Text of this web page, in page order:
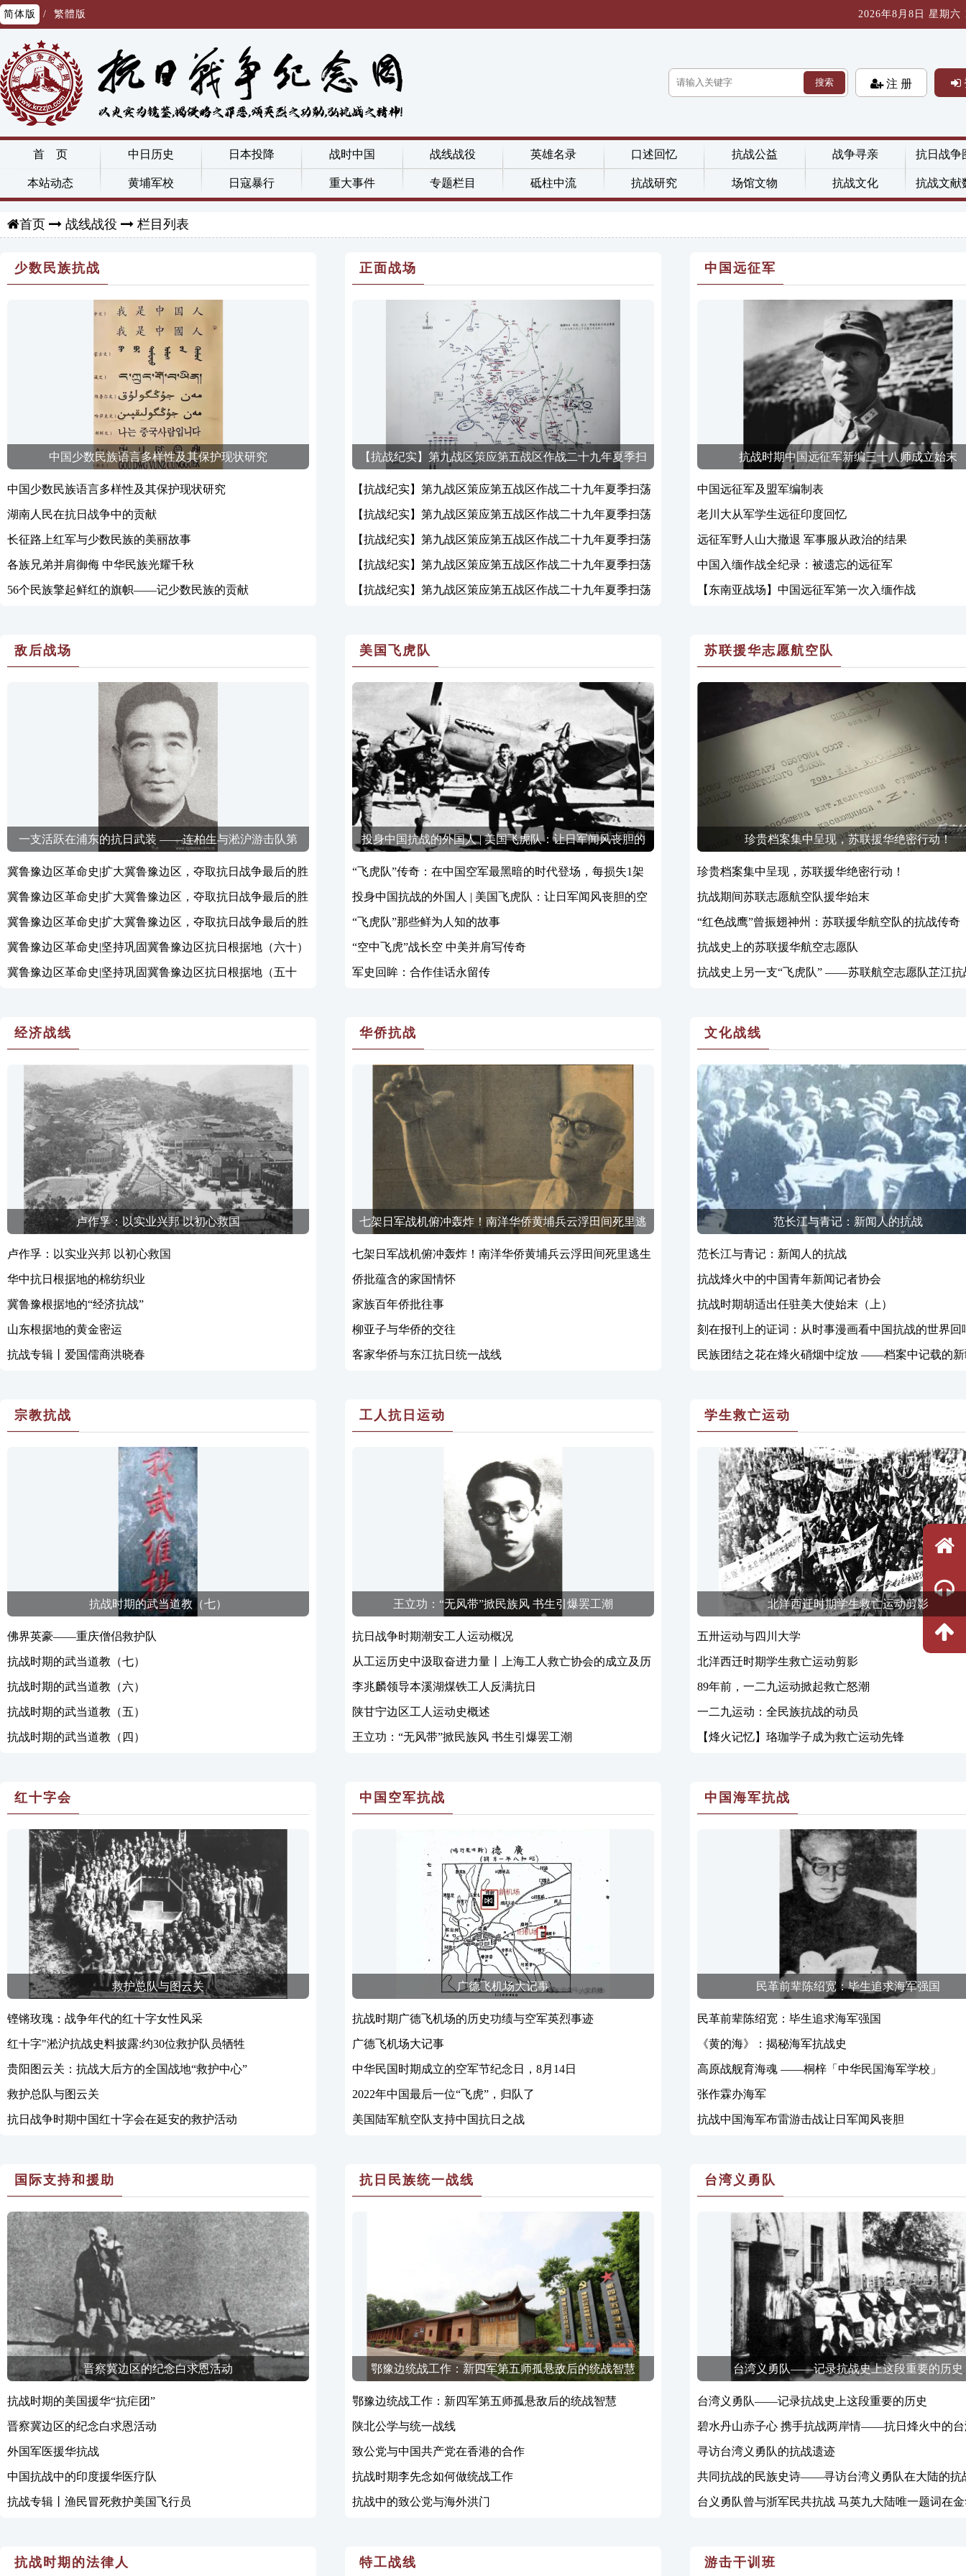
简体版 / 繁體版 2026年8月8日 星期六
搜索 注 册
首 页 中日历史 日本投降 战时中国 战线战役 英雄名录 口述回忆 抗战公益 战争寻亲 抗日战争
本站动态 黄埔军校 日寇暴行 重大事件 专题栏目 砥柱中流 抗战研究 场馆文物 抗战文化 抗战文献
首页 战线战役 栏目列表
少数民族抗战
中国少数民族语言多样性及其保护现状研究
中国少数民族语言多样性及其保护现状研究
湖南人民在抗日战争中的贡献
长征路上红军与少数民族的美丽故事
各族兄弟并肩御侮 中华民族光耀千秋
56个民族擎起鲜红的旗帜——记少数民族的贡献
正面战场
【抗战纪实】第九战区策应第五战区作战二十九年夏季扫
荡战之南昌、安义一带地区之战
【抗战纪实】第九战区策应第五战区作战二十九年夏季扫荡
战之南昌、安义一带地区之战
【抗战纪实】第九战区策应第五战区作战二十九年夏季扫荡
战之六月之役
【抗战纪实】第九战区策应第五战区作战二十九年夏季扫荡
战之湘北方面，西塘、桃林、羊楼司、岳阳各附近之战
【抗战纪实】第九战区策应第五战区作战二十九年夏季扫荡
战之鄂南方面，阳、通、崇、蒲一带地区之战
【抗战纪实】第九战区策应第五战区作战二十九年夏季扫荡
中国远征军
抗战时期中国远征军新编三十八师成立始末
中国远征军及盟军编制表
老川大从军学生远征印度回忆
远征军野人山大撤退 军事服从政治的结果
中国入缅作战全纪录：被遗忘的远征军
【东南亚战场】中国远征军第一次入缅作战
敌后战场
一支活跃在浦东的抗日武装 ——连柏生与淞沪游击队第
五支队的故事
冀鲁豫边区革命史|扩大冀鲁豫边区，夺取抗日战争最后的胜
利（三）
冀鲁豫边区革命史|扩大冀鲁豫边区，夺取抗日战争最后的胜
利（二）
冀鲁豫边区革命史|扩大冀鲁豫边区，夺取抗日战争最后的胜
利（一）
冀鲁豫边区革命史|坚持巩固冀鲁豫边区抗日根据地（六十）
冀鲁豫边区革命史|坚持巩固冀鲁豫边区抗日根据地（五十
美国飞虎队
投身中国抗战的外国人 | 美国飞虎队：让日军闻风丧胆的
空中劲旅
“飞虎队”传奇：在中国空军最黑暗的时代登场，每损失1架
飞机能击落击毁7.7架日机
投身中国抗战的外国人 | 美国飞虎队：让日军闻风丧胆的空
中劲旅
“飞虎队”那些鲜为人知的故事
“空中飞虎”战长空 中美并肩写传奇
军史回眸：合作佳话永留传
苏联援华志愿航空队
珍贵档案集中呈现，苏联援华绝密行动！
珍贵档案集中呈现，苏联援华绝密行动！
抗战期间苏联志愿航空队援华始末
“红色战鹰”曾振翅神州：苏联援华航空队的抗战传奇
抗战史上的苏联援华航空志愿队
抗战史上另一支“飞虎队” ——苏联航空志愿队芷江抗
经济战线
卢作孚：以实业兴邦 以初心救国
卢作孚：以实业兴邦 以初心救国
华中抗日根据地的棉纺织业
冀鲁豫根据地的“经济抗战”
山东根据地的黄金密运
抗战专辑丨爱国儒商洪晓春
华侨抗战
七架日军战机俯冲轰炸！南洋华侨黄埔兵云浮田间死里逃
生
七架日军战机俯冲轰炸！南洋华侨黄埔兵云浮田间死里逃生
侨批蕴含的家国情怀
家族百年侨批往事
柳亚子与华侨的交往
客家华侨与东江抗日统一战线
文化战线
范长江与青记：新闻人的抗战
范长江与青记：新闻人的抗战
抗战烽火中的中国青年新闻记者协会
抗战时期胡适出任驻美大使始末（上）
刻在报刊上的证词：从时事漫画看中国抗战的世界回
民族团结之花在烽火硝烟中绽放 ——档案中记载的
宗教抗战
抗战时期的武当道教（七）
佛界英豪——重庆僧侣救护队
抗战时期的武当道教（七）
抗战时期的武当道教（六）
抗战时期的武当道教（五）
抗战时期的武当道教（四）
工人抗日运动
王立功：“无风带”掀民族风 书生引爆罢工潮
抗日战争时期潮安工人运动概况
从工运历史中汲取奋进力量丨上海工人救亡协会的成立及历
史贡献
李兆麟领导本溪湖煤铁工人反满抗日
陕甘宁边区工人运动史概述
王立功：“无风带”掀民族风 书生引爆罢工潮
学生救亡运动
北洋西迁时期学生救亡运动剪影
五卅运动与四川大学
北洋西迁时期学生救亡运动剪影
89年前，一二九运动掀起救亡怒潮
一二九运动：全民族抗战的动员
【烽火记忆】珞珈学子成为救亡运动先锋
红十字会
救护总队与图云关
铿锵玫瑰：战争年代的红十字女性风采
红十字"淞沪抗战史料披露:约30位救护队员牺牲
贵阳图云关：抗战大后方的全国战地“救护中心”
救护总队与图云关
抗日战争时期中国红十字会在延安的救护活动
中国空军抗战
广德飞机场大记事
抗战时期广德飞机场的历史功绩与空军英烈事迹
广德飞机场大记事
中华民国时期成立的空军节纪念日，8月14日
2022年中国最后一位“飞虎”，归队了
美国陆军航空队支持中国抗日之战
中国海军抗战
民革前辈陈绍宽：毕生追求海军强国
民革前辈陈绍宽：毕生追求海军强国
《黄的海》：揭秘海军抗战史
高原战舰育海魂 ——桐梓「中华民国海军学校」
张作霖办海军
抗战中国海军布雷游击战让日军闻风丧胆
国际支持和援助
晋察冀边区的纪念白求恩活动
抗战时期的美国援华“抗疟团”
晋察冀边区的纪念白求恩活动
外国军医援华抗战
中国抗战中的印度援华医疗队
抗战专辑丨渔民冒死救护美国飞行员
抗日民族统一战线
鄂豫边统战工作：新四军第五师孤悬敌后的统战智慧
鄂豫边统战工作：新四军第五师孤悬敌后的统战智慧
陕北公学与统一战线
致公党与中国共产党在香港的合作
抗战时期李先念如何做统战工作
抗战中的致公党与海外洪门
台湾义勇队
台湾义勇队——记录抗战史上这段重要的历史
台湾义勇队——记录抗战史上这段重要的历史
碧水丹山赤子心 携手抗战两岸情——抗日烽火中的
队二三事
寻访台湾义勇队的抗战遗迹
共同抗战的民族史诗——寻访台湾义勇队在大陆的抗
台义勇队曾与浙军民共抗战 马英九大陆唯一题词在
抗战时期的法律人 特工战线 游击干训班